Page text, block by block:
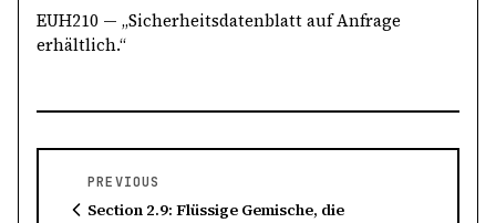
EUH210 — „Sicherheitsdatenblatt auf Anfrage
erhältlich.“
PREVIOUS
Section 2.9: Flüssige Gemische, die